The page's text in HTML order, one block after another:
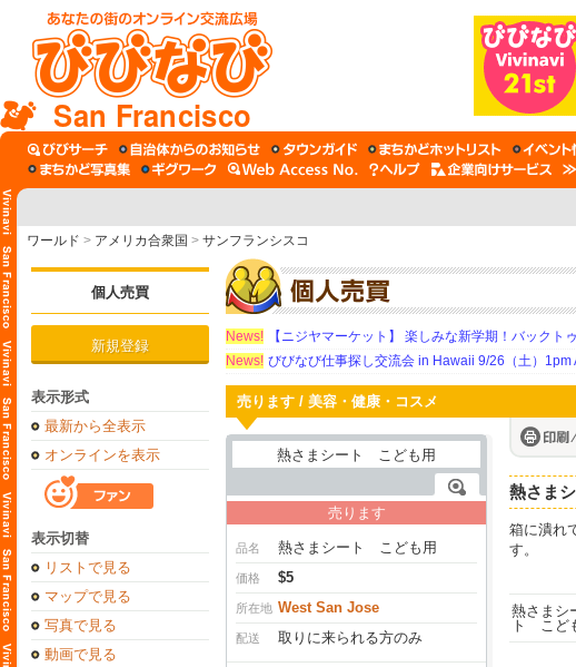
San Francisco
ワールド > アメリカ合衆国 > サンフランシスコ
個人売買
新規登録
表示形式
最新から全表示
オンラインを表示
表示切替
リストで見る
マップで見る
写真で見る
動画で見る
News!
【ニジヤマーケット】 楽しみな新学期！バックト
News! びびなび仕事探し交流会 in Hawaii 9/26（土）1pm
売ります / 美容・健康・コスメ
売ります
品名 熱さまシート こども用
価格 $5
所在地 West San Jose
配送 取りに来られる方のみ
熱さま
箱に潰れ
す。